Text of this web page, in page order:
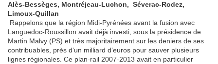
Alès-Bessèges, Montréjeau-Luchon, Séverac-Rodez,
Limoux-Quillan
Rappelons que la région Midi-Pyrénées avant la fusion avec
Languedoc-Roussillon avait déjà investi, sous la présidence de
Martin Malvy (PS) et très majoritairement sur les deniers de ses
contribuables, près d’un milliard d’euros pour sauver plusieurs
lignes régionales. Ce plan-rail 2007-2013 avait en particulier